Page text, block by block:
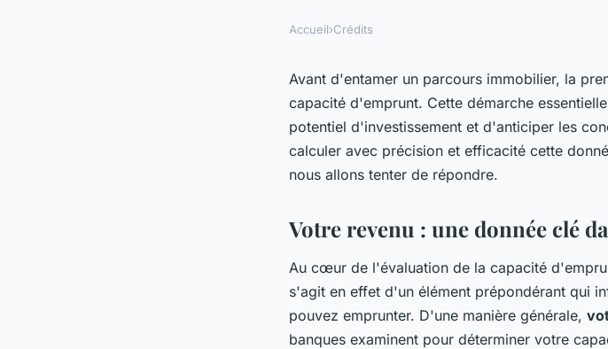
Comment calculer votre
d'emprunt efficacement ?
Accueil›Crédits
Avant d'entamer un parcours immobilier, la
capacité d'emprunt. Cette démarche
potentiel d'investissement et d'anticiper les
calculer avec précision et efficacité cette
nous allons tenter de répondre.
Votre revenu : une donnée clé
Au cœur de l'évaluation de la capacité
s'agit en effet d'un élément prépondérant qui
pouvez emprunter. D'une manière générale,
banques examinent pour déterminer votre